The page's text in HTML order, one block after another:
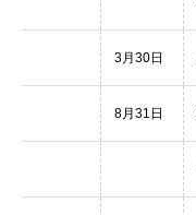
3月30日
8月31日